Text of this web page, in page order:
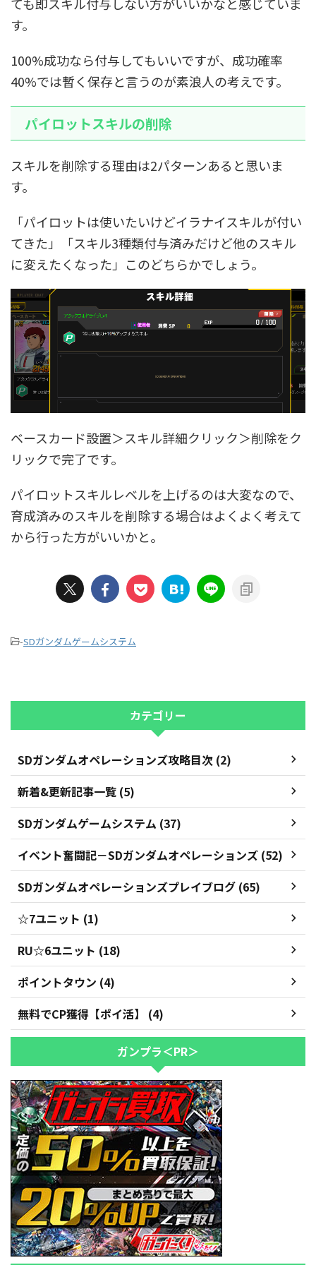
ても即スキル付与しない方がいいかなと感じていま
す。
100%成功なら付与してもいいですが、成功確率
40%では暫く保存と言うのが素浪人の考えです。
パイロットスキルの削除
スキルを削除する理由は2パターンあると思いま
す。
「パイロットは使いたいけどイラナイスキルが付い
てきた」「スキル3種類付与済みだけど他のスキル
に変えたくなった」このどちらかでしょう。
ベースカード設置＞スキル詳細クリック＞削除をク
リックで完了です。
パイロットスキルレベルを上げるのは大変なので、
育成済みのスキルを削除する場合はよくよく考えて
から行った方がいいかと。
-SDガンダムゲームシステム
カテゴリー
SDガンダムオペレーションズ攻略目次 (2)
新着&更新記事一覧 (5)
SDガンダムゲームシステム (37)
イベント奮闘記－SDガンダムオペレーションズ (52)
SDガンダムオペレーションズプレイブログ (65)
☆7ユニット (1)
RU☆6ユニット (18)
ポイントタウン (4)
無料でCP獲得【ポイ活】 (4)
ガンプラ＜PR＞